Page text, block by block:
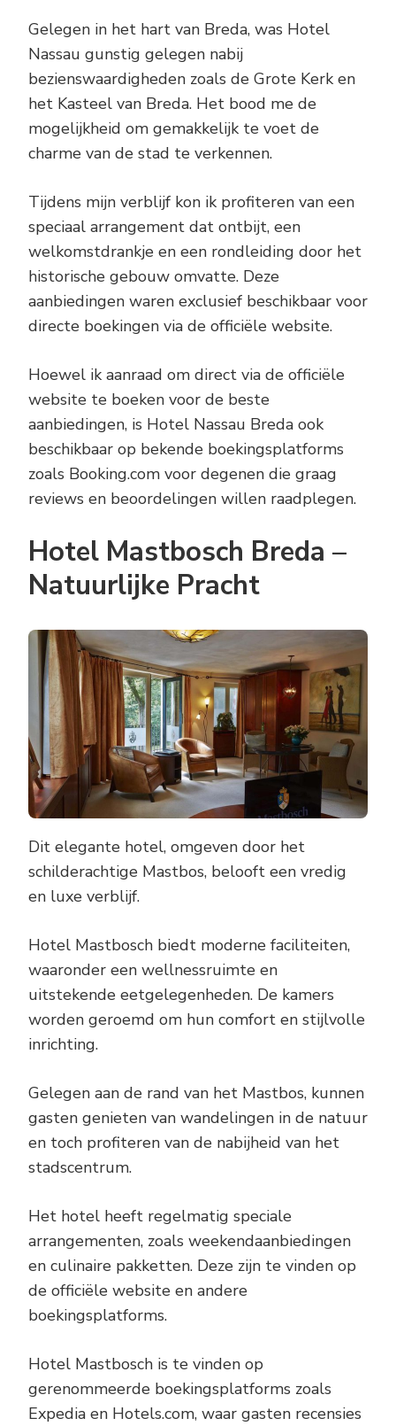
Gelegen in het hart van Breda, was Hotel
Nassau gunstig gelegen nabij
bezienswaardigheden zoals de Grote Kerk en
het Kasteel van Breda. Het bood me de
mogelijkheid om gemakkelijk te voet de
charme van de stad te verkennen.
Tijdens mijn verblijf kon ik profiteren van een
speciaal arrangement dat ontbijt, een
welkomstdrankje en een rondleiding door het
historische gebouw omvatte. Deze
aanbiedingen waren exclusief beschikbaar voor
directe boekingen via de officiële website.
Hoewel ik aanraad om direct via de officiële
website te boeken voor de beste
aanbiedingen, is Hotel Nassau Breda ook
beschikbaar op bekende boekingsplatforms
zoals Booking.com voor degenen die graag
reviews en beoordelingen willen raadplegen.
Hotel Mastbosch Breda –
Natuurlijke Pracht
Dit elegante hotel, omgeven door het
schilderachtige Mastbos, belooft een vredig
en luxe verblijf.
Hotel Mastbosch biedt moderne faciliteiten,
waaronder een wellnessruimte en
uitstekende eetgelegenheden. De kamers
worden geroemd om hun comfort en stijlvolle
inrichting.
Gelegen aan de rand van het Mastbos, kunnen
gasten genieten van wandelingen in de natuur
en toch profiteren van de nabijheid van het
stadscentrum.
Het hotel heeft regelmatig speciale
arrangementen, zoals weekendaanbiedingen
en culinaire pakketten. Deze zijn te vinden op
de officiële website en andere
boekingsplatforms.
Hotel Mastbosch is te vinden op
gerenommeerde boekingsplatforms zoals
Expedia en Hotels.com, waar gasten recensies